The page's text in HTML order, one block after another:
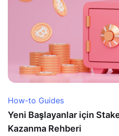
How-to Guides
Yeni Başlayanlar için
Kazanma Rehberi